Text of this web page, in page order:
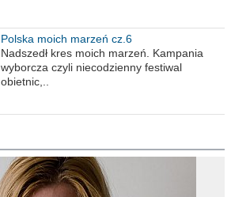
Polska moich marzeń cz.6
Nadszedł kres moich marzeń. Kampania
wyborcza czyli niecodzienny festiwal
obietnic,..